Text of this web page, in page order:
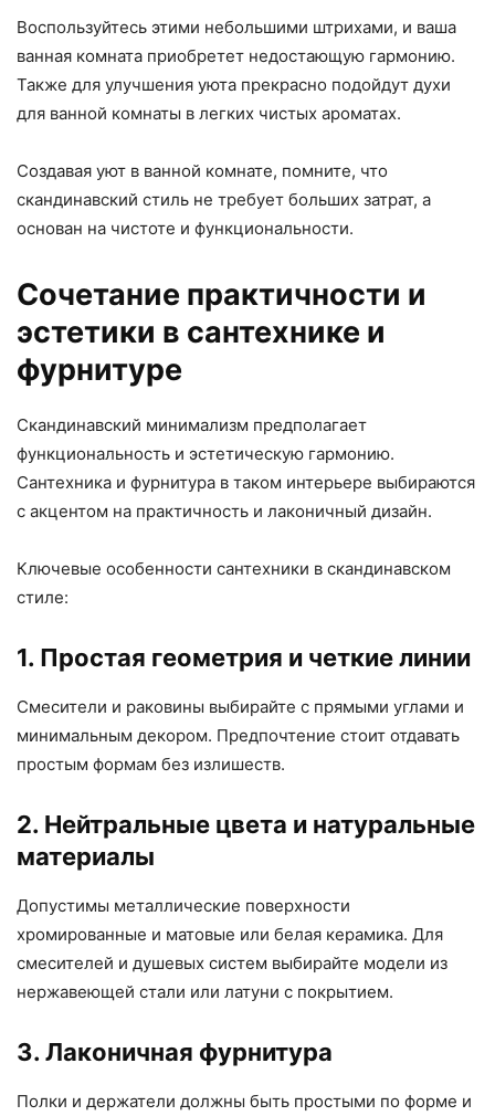
Воспользуйтесь этими небольшими штрихами, и ваша
ванная комната приобретет недостающую гармонию.
Также для улучшения уюта прекрасно подойдут духи
для ванной комнаты в легких чистых ароматах.
Создавая уют в ванной комнате, помните, что
скандинавский стиль не требует больших затрат, а
основан на чистоте и функциональности.
Сочетание практичности и
эстетики в сантехнике и
фурнитуре
Скандинавский минимализм предполагает
функциональность и эстетическую гармонию.
Сантехника и фурнитура в таком интерьере выбираются
с акцентом на практичность и лаконичный дизайн.
Ключевые особенности сантехники в скандинавском
стиле:
1. Простая геометрия и четкие линии
Смесители и раковины выбирайте с прямыми углами и
минимальным декором. Предпочтение стоит отдавать
простым формам без излишеств.
2. Нейтральные цвета и натуральные
материалы
Допустимы металлические поверхности
хромированные и матовые или белая керамика. Для
смесителей и душевых систем выбирайте модели из
нержавеющей стали или латуни с покрытием.
3. Лаконичная фурнитура
Полки и держатели должны быть простыми по форме и